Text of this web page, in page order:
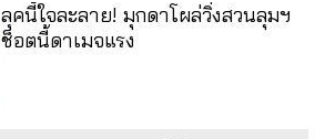
ลุคนี้ใจละลาย! มุกดาโผล่วิ่งสวนลุมฯ
ช็อตนี้ดาเมจแรง